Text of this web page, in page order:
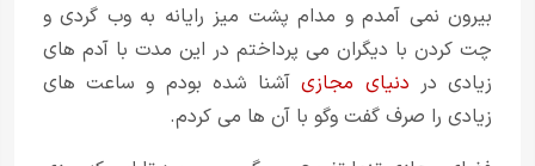
بیرون نمی آمدم و مدام پشت میز رایانه به وب گردی و
چت کردن با دیگران می پرداختم در این مدت با آدم های
زیادی در دنیای مجازیآشنا شده بودم و ساعت های
زیادی را صرف گفت وگو با آن ها می کردم.